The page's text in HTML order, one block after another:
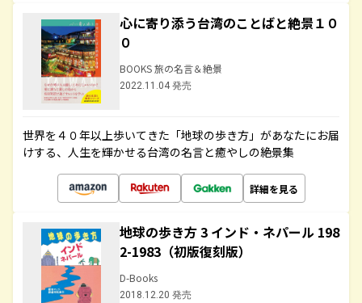
心に寄り添う台湾のことばと絶景１０
０
BOOKS 旅の名言＆絶景
2022.11.04 発売
世界を４０年以上歩いてきた「地球の歩き方」があなたにお届
けする、人生を輝かせる台湾の名言と癒やしの絶景集
詳細を見る
地球の歩き方 3 インド・ネパール 198
2-1983（初版復刻版）
D-Books
2018.12.20 発売